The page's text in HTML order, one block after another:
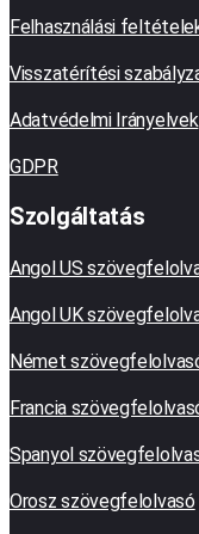
Felhasználási
Visszatérítési
Adatvédelmi Irányelvek
GDPR
Szolgáltatás
Angol US
Angol UK
Német
Francia
Spanyol
Orosz szövegfelolvasó